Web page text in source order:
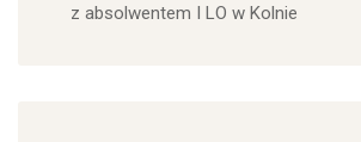
z absolwentem I LO w Kolnie